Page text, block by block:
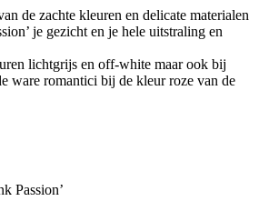
de zachte kleuren en delicate materialen
je gezicht en je hele uitstraling en
lichtgrijs en off-white maar ook bij
ware romantici bij de kleur roze van de
Passion’